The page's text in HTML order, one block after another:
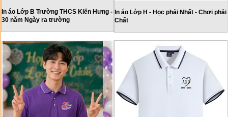
In áo Lớp B Trường THCS Kiến Hưng -
30 năm Ngày ra trường
In áo Lớp H - Học phải Nhất - Chơi phải
Chất